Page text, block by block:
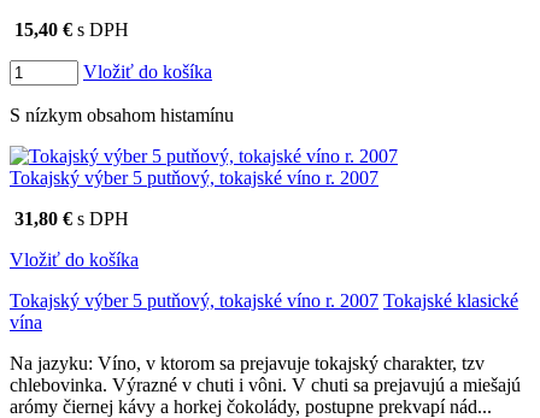
15,40 € s DPH
Vložiť do košíka
S nízkym obsahom histamínu
Tokajský výber 5 putňový, tokajské víno r. 2007
31,80 € s DPH
Vložiť do košíka
Tokajský výber 5 putňový, tokajské víno r. 2007 Tokajské klasické
vína
Na jazyku: Víno, v ktorom sa prejavuje tokajský charakter, tzv
chlebovinka. Výrazné v chuti i vôni. V chuti sa prejavujú a miešajú
arómy čiernej kávy a horkej čokolády, postupne prekvapí nád...